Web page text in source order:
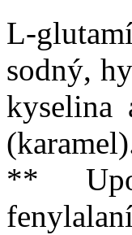
L-
sodný,
kyselina
**